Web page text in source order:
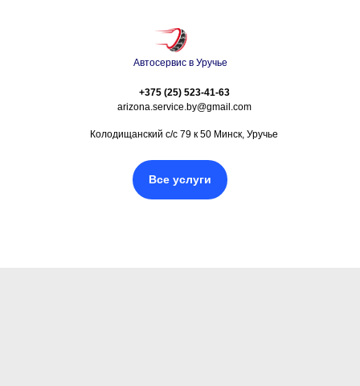
Автосервис в Уручье
+375 (25) 523-41-63
arizona.service.by@gmail.com
Колодищанский с/с 79 к 50 Минск, Уручье
Все услуги